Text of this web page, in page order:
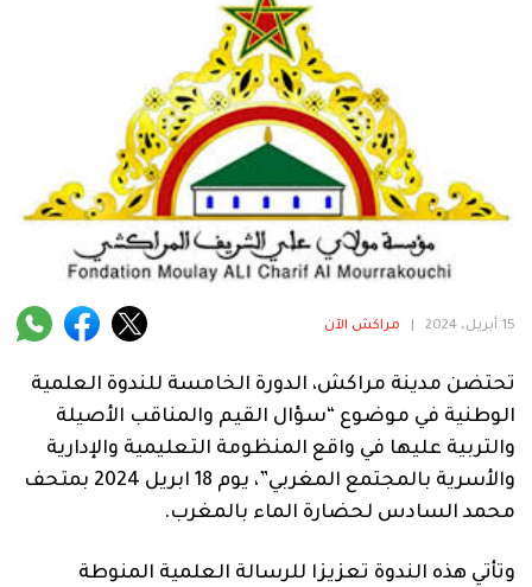
منوعة
15 أبريل، 2024 مراكش الآن
تحتضن مدينة مراكش، الدورة الخامسة للندوة العلمية
الوطنية في موضوع “سؤال القيم والمناقب الأصيلة
والتربية عليها في واقع المنظومة التعليمية والإدارية
والأسرية بالمجتمع المغربي”، يوم 18 ابريل 2024 بمتحف
محمد السادس لحضارة الماء بالمغرب.
وتأتي هذه الندوة تعزيزا للرسالة العلمية المنوطة